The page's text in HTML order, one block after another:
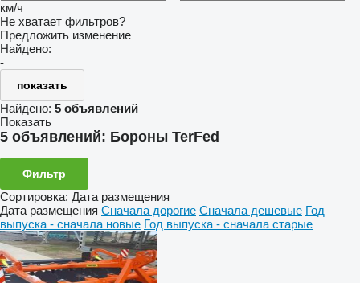
км/ч
Не хватает фильтров?
Предложить изменение
Найдено:
-
показать
Найдено: 5 объявлений
Показать
5 объявлений: Бороны TerFed
Фильтр
Сортировка: Дата размещения
Дата размещения Сначала дорогие Сначала дешевые Год
выпуска - сначала новые Год выпуска - сначала старые